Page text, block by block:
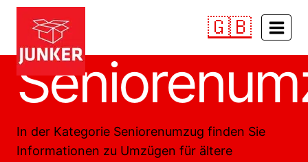
Zum
Inhalt
springen
🇬🇧
In der Kategorie Seniorenumzug finden Sie
Informationen zu Umzügen für ältere